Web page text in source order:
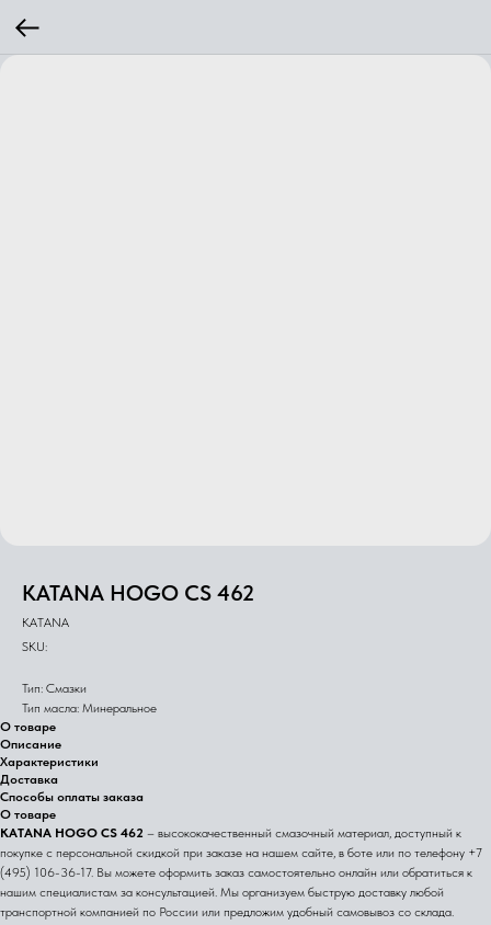
KATANA HOGO CS 462
KATANA
SKU:
Тип: Смазки
Тип масла: Минеральное
О товаре
Описание
Характеристики
Доставка
Способы оплаты заказа
О товаре
KATANA HOGO CS 462 – высококачественный смазочный материал, доступный к
покупке с персональной скидкой при заказе на нашем сайте, в боте или по телефону +7
(495) 106-36-17. Вы можете оформить заказ самостоятельно онлайн или обратиться к
нашим специалистам за консультацией. Мы организуем быструю доставку любой
транспортной компанией по России или предложим удобный самовывоз со склада.